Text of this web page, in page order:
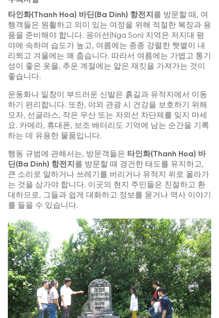
타인화(Thanh Hoa) 바딘(Ba Dinh) 항전지 를 방문할 때, 여
행객들은 원활하고 의미 있는 여정을 위해 적절한 복장과 용
품을 준비해야 합니다. 응아선(Nga Son) 지역은 저지대 평
야에 속하며 습도가 높고, 여름에는 종종 강렬한 햇볕이 내
리쬐고 겨울에는 꽤 춥습니다. 따라서 여름에는 가볍고 통기
성이 좋은 옷을, 추운 계절에는 얇은 재킷을 가져가는 것이
좋습니다.
운동화나 밑창이 부드러운 신발은 흙길과 유적지에서 이동
하기 편리합니다. 또한, 야외 관광 시 건강을 보호하기 위해
모자, 선글라스, 작은 우산 또는 자외선 차단제를 잊지 마세
요. 카메라, 휴대폰, 보조 배터리도 기억에 남는 순간을 기록
하는 데 유용한 물품입니다.
행동 규범에 관해서는, 방문객들은 타인화(Thanh Hoa) 바
딘(Ba Dinh) 항전지 를 방문할 때 경건한 태도를 유지하고,
큰 소리로 말하거나 쓰레기를 버리거나 유적지 위로 올라가
는 것을 삼가야 합니다. 이곳의 현지 주민들은 친절하고 환
대하므로, 그들과 쉽게 대화하고 정보를 묻거나 역사 이야기
를 들을 수 있습니다.